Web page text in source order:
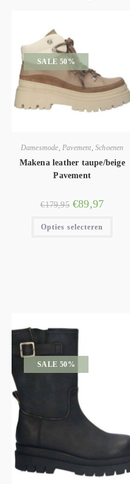
SALE 50%
Damesmode Pavement,Schoenen
Makena leather taupe/beige
Pavement
€179,95 €89,97
Opties selecteren
SALE 50%